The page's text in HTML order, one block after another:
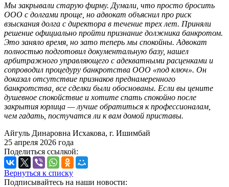
Мы закрывали старую фирму. Думали, что просто бросить
ООО с долгами проще, но адвокат объяснил про риск
взыскания долга с директора в течение трех лет. Приняли
решение официально пройти признание должника банкротом.
Это заняло время, но зато теперь мы спокойны. Адвокат
полностью подготовил документальную базу, нашел
арбитражного управляющего с адекватными расценками и
сопроводил процедуру банкротства ООО «под ключ». Он
доказал отсутствие признаков преднамеренного
банкротства, все сделки были обоснованы. Если вы цените
душевное спокойствие и хотите спать спокойно после
закрытия юрлица — лучше обратиться к профессионалам,
чем гадать, постучатся ли к вам домой приставы.
Айгуль Динаровна Исхакова, г. Ишимбай
25 апреля 2026 года
Поделиться ссылкой:
Вернуться к списку
Подписывайтесь на наши новости: